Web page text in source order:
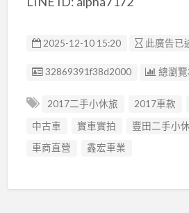
2025-12-10 15:20 此廣告已
廣告编號
32869391f38d2000 總瀏
2017二手小休旅 2017車款
中古車
實車實拍 豐田二手小
車商直營
鑫宏車業